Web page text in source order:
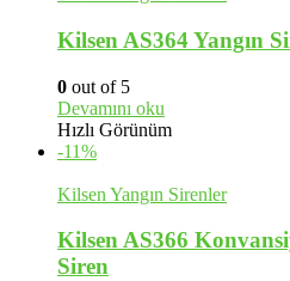
Kilsen AS364 Yangın
0 out of 5
Devamını oku
Hızlı Görünüm
-11%
Kilsen Yangın Sirenler
Kilsen AS366
Siren